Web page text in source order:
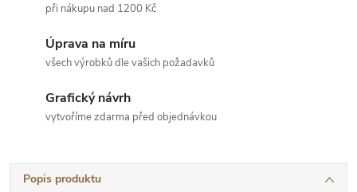
při nákupu nad 1200 Kč
Úprava na míru
všech výrobků dle vašich požadavků
Grafický návrh
vytvoříme zdarma před objednávkou
Popis produktu